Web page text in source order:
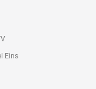
Eins